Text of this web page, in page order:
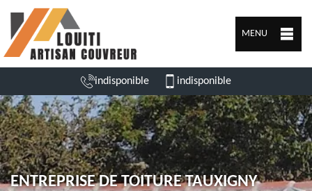
MENU
indisponible indisponible
ENTREPRISE DE TOITURE TAUXIGNY